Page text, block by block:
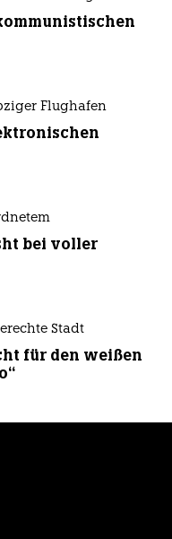
Flughafen
bei voller
Stadt
für den weißen